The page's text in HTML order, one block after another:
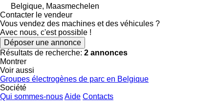
Belgique, Maasmechelen
Contacter le vendeur
Vous vendez des machines et des véhicules ?
Avec nous, c'est possible !
Déposer une annonce
Résultats de recherche: 2 annonces
Montrer
Voir aussi
Groupes électrogènes de parc en Belgique
Société
Qui sommes-nousAide Contacts